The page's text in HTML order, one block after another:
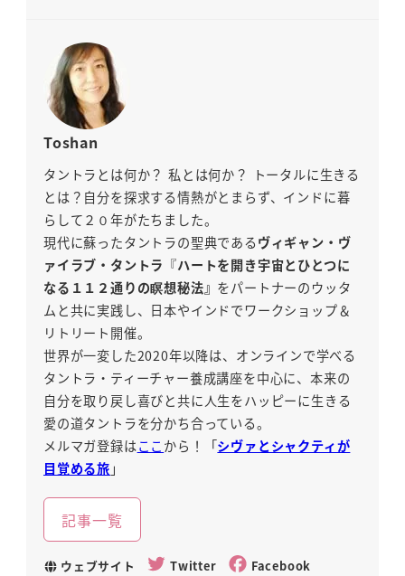
Toshan
タントラとは何か？ 私とは何か？ トータルに生きる
とは？自分を探求する情熱がとまらず、インドに暮
らして２０年がたちました。
現代に蘇ったタントラの聖典である ヴィギャン・ヴ
ァイラブ・タントラ 『ハートを開き宇宙とひとつに
なる１１２通りの瞑想秘法』 をパートナーのウッタ
ムと共に実践し、日本やインドでワークショップ＆
リトリート開催。
世界が一変した2020年以降は、オンラインで学べる
タントラ・ティーチャー養成講座を中心に、本来の
自分を取り戻し喜びと共に人生をハッピーに生きる
愛の道タントラを分かち合っている。
メルマガ登録はここ から！「シヴァとシャクティが
目覚める旅 」
記事一覧
ウェブサイト Twitter
Facebook